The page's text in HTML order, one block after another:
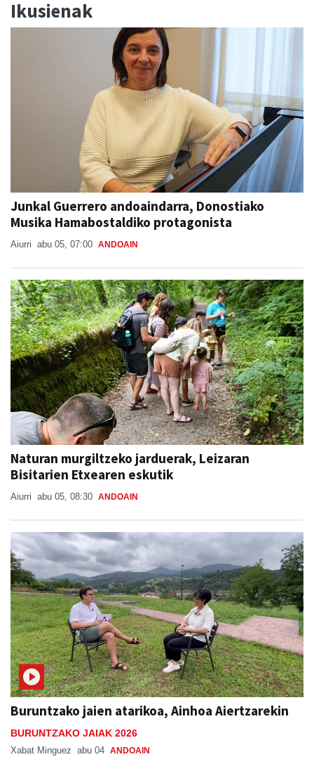
Ikusienak
Junkal Guerrero andoaindarra, Donostiako
Musika Hamabostaldiko protagonista
Aiurri abu 05, 07:00 ANDOAIN
Naturan murgiltzeko jarduerak, Leizaran
Bisitarien Etxearen eskutik
Aiurri abu 05, 08:30 ANDOAIN
Buruntzako jaien atarikoa, Ainhoa Aiertzarekin
BURUNTZAKO JAIAK 2026
Xabat Minguez abu 04 ANDOAIN